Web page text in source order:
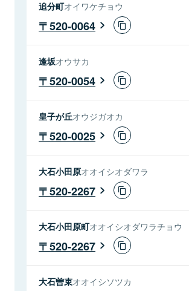
追分町オイワケチョウ
520-0064
逢坂オウサカ
520-0054
皇子が丘オウジガオカ
520-0025
大石小田原オオイシオダワラ
520-2267
大石小田原町オオイシオダワラチョウ
520-2267
大石曽束オオイシソツカ